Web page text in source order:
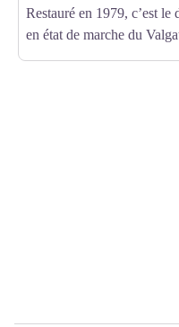
Restauré en 1979, c’est le
en état de marche du